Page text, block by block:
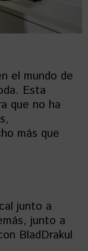
el mundo de
Esta
que no ha
más que
junto a
junto a
BladDrakul